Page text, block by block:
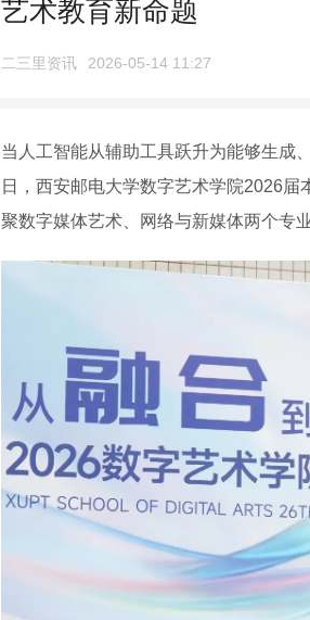
艺术教育新命题
二三里资讯 2026-05-14 11:27
当人工智能从辅助工具跃升为能够生成
日，西安邮电大学数字艺术学院2026届
聚数字媒体艺术、网络与新媒体两个专